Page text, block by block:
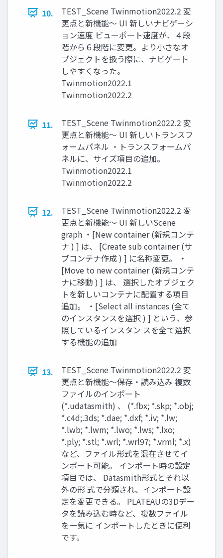
10.
TEST_Scene Twinmotion2022.2 変
更点と新機能～ UI 新しいナビゲーシ
ョン速度 ビューポート速度が、４段
階から６段階に変更。より小さなオ
ブジェクトを扱う際に、ナビゲート
しやすくなった。
Twinmotion2022.1
Twinmotion2022.2
11.
TEST_Scene Twinmotion2022.2 変
更点と新機能～ UI 新しいトランスフ
ォームパネル ・トランスフォームパ
ネルに、サイズ項目の追加。
Twinmotion2022.1
Twinmotion2022.2
12.
TEST_Scene Twinmotion2022.2 変
更点と新機能～ UI 新しいScene
graph ・[New container (新規コンテ
ナ ) ] は、 [Create sub container (サ
ブコンテナ作成 ) ] に名称変更。 ・
[Move to new container (新規コンテ
ナに移動 ) ] は、 選択したオブジェク
トを新しいコンテナに配置する項目
追加。 ・[Select all instances (全て
のインスタンスを選択 ) ] という、参
照しているインスタン スを全て選択
する機能の追加
13.
TEST_Scene Twinmotion2022.2 変
更点と新機能～保存・読み込み 複数
ファイルのインポート
(*.udatasmith) 、 (*.fbx; *.skp; *.obj;
*.c4d;.3ds; *.dae; *.dxf; *.iv; *.lw;
*.lwb; *.lwm; *.lwo; *.lws; *.lxo;
*.ply; *.stl; *.wrl; *.wrl97; *.vrml; *.x)
など、ファイル形式を混在させてイ
ンポート可能。 インポート時の設定
項目では、 Datasmith形式とそれ以
外の形 式で分類され、インポート設
定を変更できる。 PLATEAUの3Dデー
タを読み込む時など、複数ファイル
を一気に インポートしたときに便利
です。